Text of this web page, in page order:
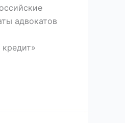
адвокатов